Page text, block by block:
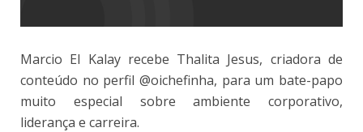
Marcio El Kalay recebe Thalita Jesus, criadora de
conteúdo no perfil @oichefinha, para um bate-papo
muito especial sobre ambiente corporativo,
liderança e carreira.